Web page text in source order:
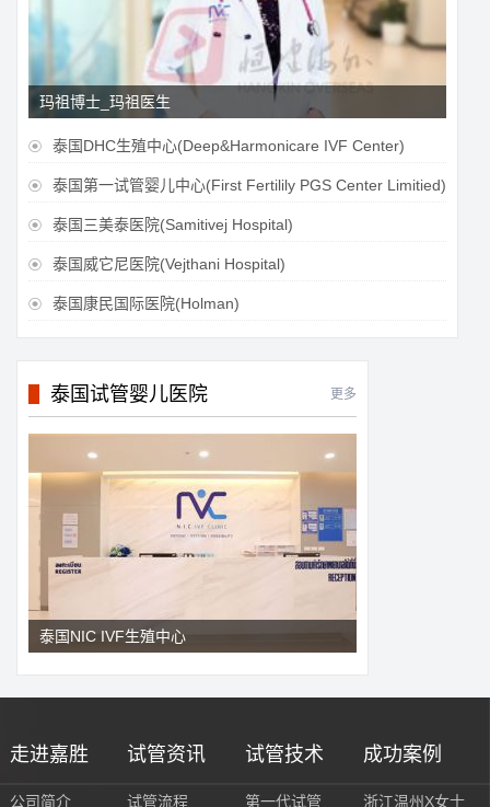
玛祖博士_玛祖医生
 泰国DHC生殖中心(Deep&Harmonicare IVF Center)
 泰国第一试管婴儿中心(First Fertilily PGS Center Limitied)
 泰国三美泰医院(Samitivej Hospital)
 泰国威它尼医院(Vejthani Hospital)
 泰国康民国际医院(Holman)
泰国试管婴儿医院 更多
泰国NIC IVF生殖中心
走进嘉胜
公司简介
试管资讯
试管流程
试管技术
第一代试管
成功案例
浙江温州X女士